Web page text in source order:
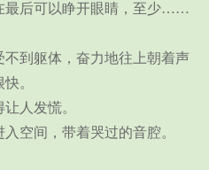
最后可以睁开眼睛，至少……
到躯体，奋力地往上朝着声
。
人发慌。
空间，带着哭过的音腔。